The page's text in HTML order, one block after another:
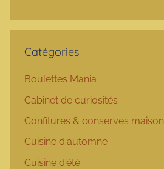
Catégories
Boulettes Mania
Cabinet de curiosités
Confitures & conserves maison
Cuisine d'automne
Cuisine d'été